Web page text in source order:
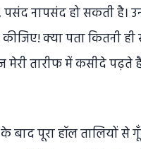
नापसंद हो सकती है।
कीजिए! क्या पता
तारीफ में कसीदे पढ़ते
पूरा हॉल तालियों से